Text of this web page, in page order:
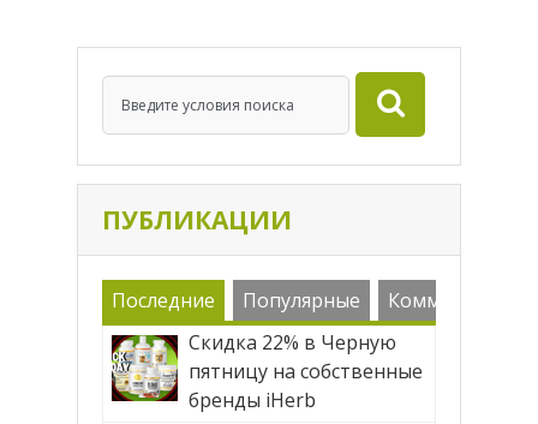
ПУБЛИКАЦИИ
Последние Популярные
Комменарии
Скидка 22% в Черную
пятницу на собственные
бренды iHerb